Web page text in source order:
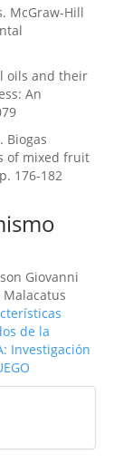
McGraw-Hill
oils and their
An
Biogas
of mixed fruit
176-182
Giovanni
de la
Investigación